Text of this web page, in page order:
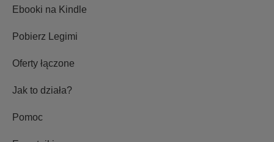
Ebooki na Kindle
Pobierz Legimi
Oferty łączone
Jak to działa?
Pomoc